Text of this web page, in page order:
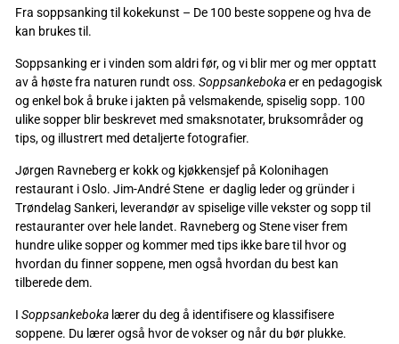
Fra soppsanking til kokekunst – De 100 beste soppene og hva de
kan brukes til.
Soppsanking er i vinden som aldri før, og vi blir mer og mer opptatt
av å høste fra naturen rundt oss. Soppsankebokaer en pedagogisk
og enkel bok å bruke i jakten på velsmakende, spiselig sopp. 100
ulike sopper blir beskrevet med smaksnotater, bruksområder og
tips, og illustrert med detaljerte fotografier.
Jørgen Ravneberg er kokk og kjøkkensjef på Kolonihagen
restaurant i Oslo. Jim-André Stene er daglig leder og gründer i
Trøndelag Sankeri, leverandør av spiselige ville vekster og sopp til
restauranter over hele landet. Ravneberg og Stene viser frem
hundre ulike sopper og kommer med tips ikke bare til hvor og
hvordan du finner soppene, men også hvordan du best kan
tilberede dem.
I Soppsankeboka lærer du deg å identifisere og klassifisere
soppene. Du lærer også hvor de vokser og når du bør plukke.